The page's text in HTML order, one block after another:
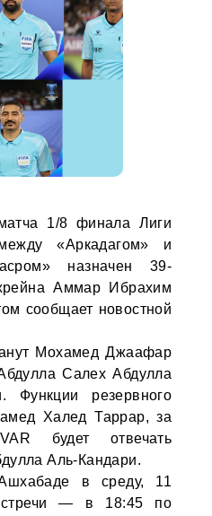
1/8 финала Лиги
«Аркадагом» и
назначен 39-
Аммар Ибрахим
сообщает новостной
Мохамед Джаафар
Салех Абдулла
Функции резервного
Халед Таррар, за
будет отвечать
Аль-Кандари.
в среду, 11
— в 18:45 по